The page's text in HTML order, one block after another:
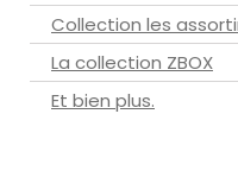
Collection les
La collection ZBOX
Et bien plus.